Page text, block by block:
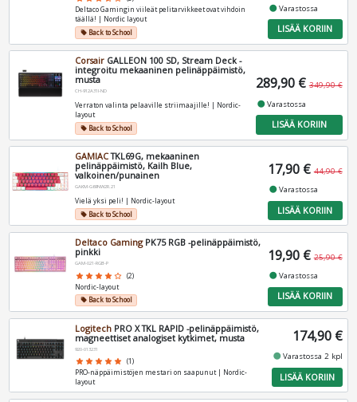
Deltaco Gamingin viileät pelitarvikkeet ovat vihdoin
täällä! | Nordic layout
local_offerBack to School
fiber_manual_recordVarastossa
LISÄÄ KORIIN
Corsair GALLEON 100 SD, Stream Deck -
integroitu mekaaninen pelinäppäimistö,
musta
CH-912A31I-ND
Verraton valinta pelaaville striimaajille! | Nordic-
layout
local_offerBack to School
289,90 € 349,90 €
fiber_manual_recordVarastossa
LISÄÄ KORIIN
GAMIACTKL69G, mekaaninen
pelinäppäimistö, Kailh Blue,
valkoinen/punainen
GAKM-G69NW2R.21
Vielä yksi peli! | Nordic-layout
local_offerBack to School
17,90 € 44,90 €
fiber_manual_recordVarastossa
LISÄÄ KORIIN
Deltaco GamingPK75 RGB -pelinäppäimistö,
pinkki
GAM-021-RGB-P
star star star star star_border (2)
Nordic-layout
local_offerBack to School
19,90 € 25,90 €
fiber_manual_recordVarastossa
LISÄÄ KORIIN
Logitech PRO X TKL RAPID -pelinäppäimistö,
magneettiset analogiset kytkimet, musta
920-013231
star star star star star (1)
PRO-näppäimistöjen mestari on saapunut | Nordic-
layout
174,90 €
fiber_manual_recordVarastossa 2 kpl
LISÄÄ KORIIN